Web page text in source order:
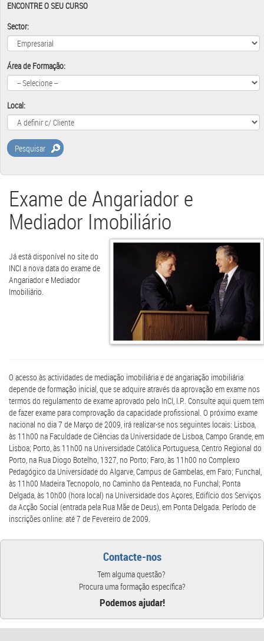
ENCONTRE O SEU CURSO
Sector:
Área de Formação:
Local:
Pesquisar
Exame de Angariador e
Mediador Imobiliário
Já está disponível no site do
INCI a nova data do exame de
Angariador e Mediador
Imobiliário.
O acesso às actividades de mediação imobiliária e de angariação imobiliária
depende de formação inicial, que se adquire através da aprovação em exame nos
termos do regulamento de exame aprovado pelo InCI, I.P.. Consulte aqui quem tem
de fazer exame para comprovação da capacidade profissional. O próximo exame
nacional no dia 7 de Março de 2009, irá realizar-se nos seguintes locais: Lisboa,
às 11h00 na Faculdade de Ciências da Universidade de Lisboa, Campo Grande, em
Lisboa; Porto, às 11h00 na Universidade Católica Portuguesa, Centro Regional do
Porto, na Rua Diogo Botelho, 1327, no Porto; Faro, às 11h00 no Complexo
Pedagógico da Universidade do Algarve, Campus de Gambelas, em Faro; Funchal,
às 11h00 Madeira Tecnopolo, no Caminho da Penteada, no Funchal; Ponta
Delgada, às 10h00 (hora local) na Universidade dos Açores, Edifício dos Serviços
da Acção Social (entrada pela Rua Mãe de Deus), em Ponta Delgada. Período de
inscrições online: até 7 de Fevereiro de 2009.
Contacte-nos
Tem alguma questão?
Procura uma formação específica?
Podemos ajudar!